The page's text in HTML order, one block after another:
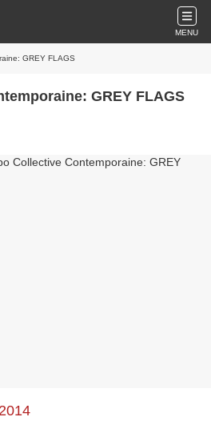
MENU
GREY FLAGS
GREY FLAGS